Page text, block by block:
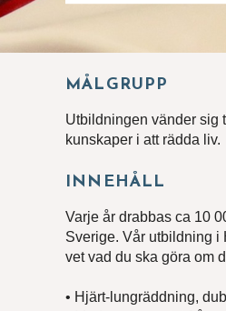
MÅLGRUPP
Utbildningen vänder sig
kunskaper i att rädda liv.
INNEHÅLL
Varje år drabbas ca 10
Sverige. Vår utbildning i
vet vad du ska göra om
• Hjärt-lungräddning,